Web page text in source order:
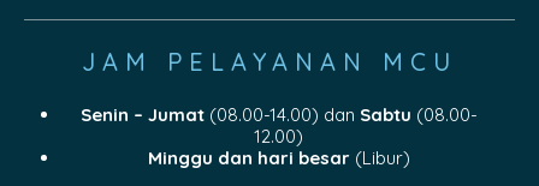
JAM PELAYANAN MCU
Senin – Jumat(08.00-14.00) dan Sabtu (08.00-
12.00)
Minggu dan hari besar(Libur)